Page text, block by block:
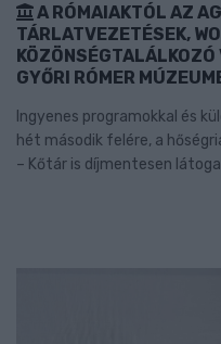
A RÓMAIAKTÓL AZ
TÁRLATVEZETÉSEK,
GYŐRI RÓMER
Ingyenes programokkal és
hét második felére, a
– Kőtár is díjmentesen